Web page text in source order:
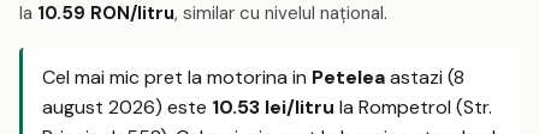
la 10.59 RON/litru, similar cu nivelul național.
Cel mai mic pret la motorina in Peteleaastazi (8
august 2026) este 10.53 lei/litru la Rompetrol (Str.